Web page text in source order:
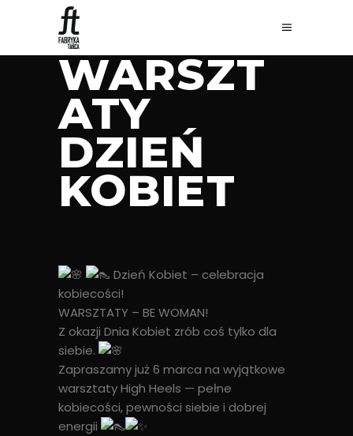
WARSZT
ATY
DZIEŃ
KOBIET
Dzień Kobiet – celebracja
kobiecości!
WARSZTATY – BE WOMAN!
Z okazji Dnia Kobiet zrób coś tylko dla
siebie.
Zapraszamy już 6 marca na wyjątkowe
warsztaty High Heels — pełne
kobiecości, pewności siebie i dobrej
energii